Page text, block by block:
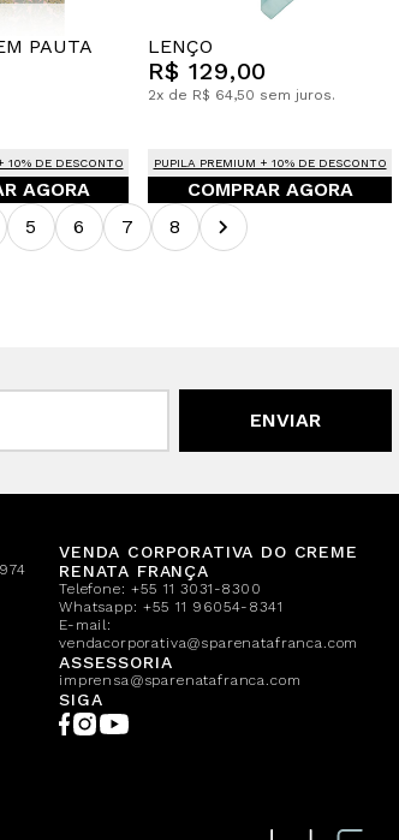
PAUTA
10% DE DESCONTO
AGORA
LENÇO
R$ 129,00
2x de R$ 64,50 sem juros.
PUPILA PREMIUM + 10% DE DESCONTO
COMPRAR AGORA
5 6 7 8
ENVIAR
VENDA CORPORATIVA DO CREME
RENATA FRANÇA
Telefone:+55 11 3031-8300
Whatsapp:+55 11 96054-8341
E-mail:
vendacorporativa@sparenatafranca.com
ASSESSORIA
imprensa@sparenatafranca.com
SIGA